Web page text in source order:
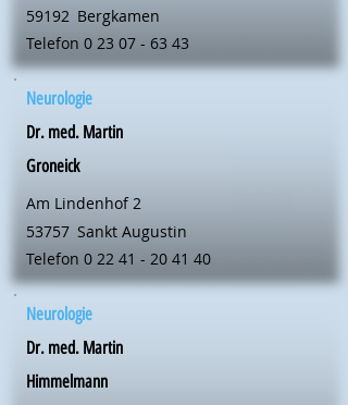
59192 Bergkamen
Telefon 0 23 07 - 63 43
Neurologie
Dr. med. Martin
Groneick
Am Lindenhof 2
53757 Sankt Augustin
Telefon 0 22 41 - 20 41 40
Neurologie
Dr. med. Martin
Himmelmann